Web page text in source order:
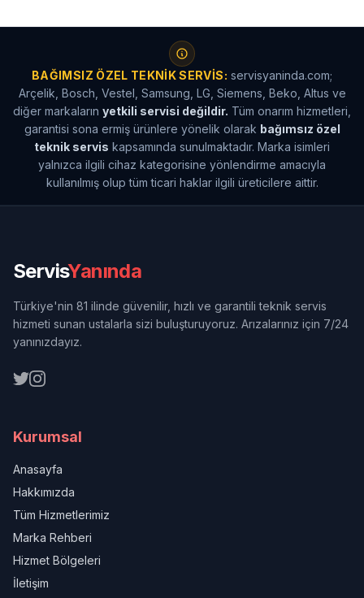
BAĞIMSIZ ÖZEL TEKNIK SERVIS: servisyaninda.com;
Arçelik, Bosch, Vestel, Samsung, LG, Siemens, Beko, Altus ve
diğer markaların yetkili servisi değildir. Tüm onarım hizmetleri,
garantisi sona ermiş ürünlere yönelik olarak bağımsız özel
teknik servis kapsamında sunulmaktadır. Marka isimleri
yalnızca ilgili cihaz kategorisine yönlendirme amacıyla
kullanılmış olup tüm ticari haklar ilgili üreticilere aittir.
ServisYanında
Türkiye'nin 81 ilinde güvenilir, hızlı ve garantili teknik servis
hizmeti sunan ustalarla sizi buluşturuyoruz. Arızalarınız için 7/24
yanınızdayız.
Kurumsal
Anasayfa
Hakkımızda
Tüm Hizmetlerimiz
Marka Rehberi
Hizmet Bölgeleri
İletişim